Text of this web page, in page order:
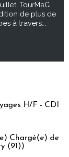
TourMaG
de plus de
à travers...
H/F - CDI
Chargé(e) de
(91))